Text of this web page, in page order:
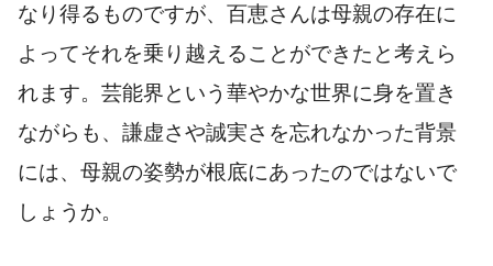
なり得るものですが、百恵さんは母親の存在に
よってそれを乗り越えることができたと考えら
れます。芸能界という華やかな世界に身を置き
ながらも、謙虚さや誠実さを忘れなかった背景
には、母親の姿勢が根底にあったのではないで
しょうか。